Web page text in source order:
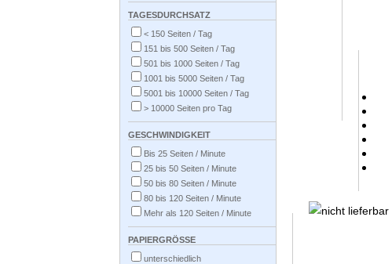
TAGESDURCHSATZ
< 150 Seiten / Tag
151 bis 500 Seiten / Tag
501 bis 1000 Seiten / Tag
1001 bis 5000 Seiten / Tag
5001 bis 10000 Seiten / Tag
> 10000 Seiten pro Tag
GESCHWINDIGKEIT
Bis 25 Seiten / Minute
25 bis 50 Seiten / Minute
50 bis 80 Seiten / Minute
80 bis 120 Seiten / Minute
Mehr als 120 Seiten / Minute
PAPIERGRÖSSE
unterschiedlich